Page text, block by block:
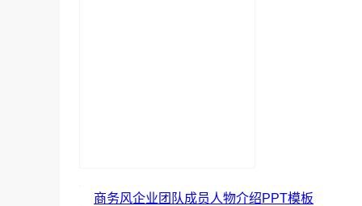
商务风企业团队成员人物介绍PPT模板